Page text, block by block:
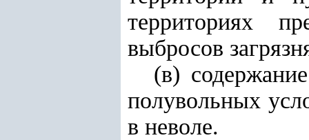
территориях
выбросов
(в)
полувольных
в неволе.